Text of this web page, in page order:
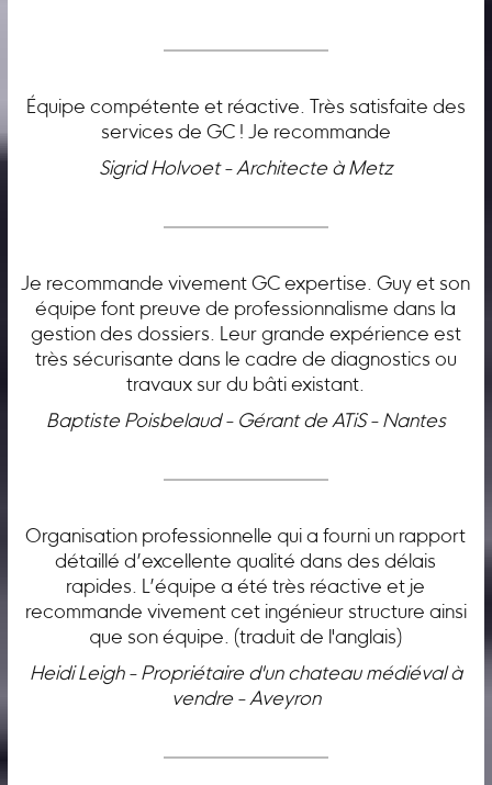
Équipe compétente et réactive. Très satisfaite des
services de GC ! Je recommande
Sigrid Holvoet - Architecte à Metz
Je recommande vivement GC expertise. Guy et son
équipe font preuve de professionnalisme dans la
gestion des dossiers. Leur grande expérience est
très sécurisante dans le cadre de diagnostics ou
travaux sur du bâti existant.
Baptiste Poisbelaud - Gérant de ATiS - Nantes
Organisation professionnelle qui a fourni un rapport
détaillé d’excellente qualité dans des délais
rapides. L’équipe a été très réactive et je
recommande vivement cet ingénieur structure ainsi
que son équipe. (traduit de l'anglais)
Heidi Leigh - Propriétaire d'un chateau médiéval à
vendre - Aveyron